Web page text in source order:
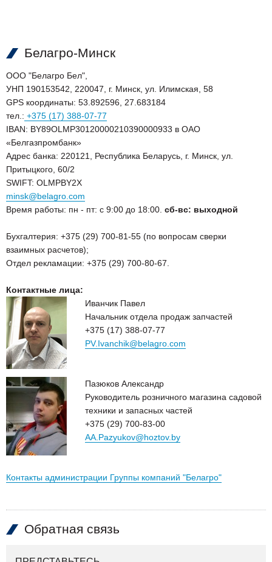
Белагро-Минск
ООО "Белагро Бел",
УНП 190153542, 220047, г. Минск, ул. Илимская, 58
GPS координаты: 53.892596, 27.683184
тел.: +375 (17) 388-07-77
IBAN: BY89OLMP30120000210390000933 в ОАО
«Белгазпромбанк»
Адрес банка: 220121, Республика Беларусь, г. Минск, ул.
Притыцкого, 60/2
SWIFT: OLMPBY2X
minsk@belagro.com
Время работы: пн - пт: с 9:00 до 18:00. сб-вс: выходной
Бухгалтерия: +375 (29) 700-81-55 (по вопросам сверки
взаимных расчетов);
Отдел рекламации: +375 (29) 700-80-67.
Контактные лица:
Иванчик Павел
Начальник отдела продаж запчастей
+375 (17) 388-07-77
PV.Ivanchik@belagro.com
Пазюков Александр
Руководитель розничного магазина садовой
техники и запасных частей
+375 (29) 700-83-00
AA.Pazyukov@hoztov.by
Контакты администрации Группы компаний "Белагро"
Обратная связь